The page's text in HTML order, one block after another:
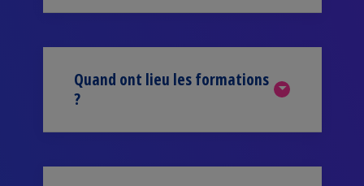
Quand ont lieu les formations
?